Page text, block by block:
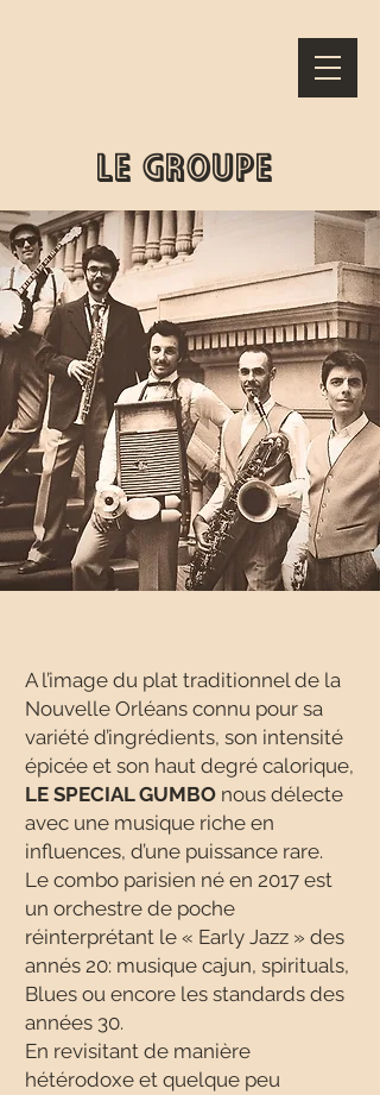
LE GROUPE
A l’image du plat traditionnel de la
Nouvelle Orléans connu pour sa
variété d’ingrédients, son intensité
épicée et son haut degré calorique,
LE SPECIAL GUMBO nous délecte
avec une musique riche en
influences, d’une puissance rare.
Le combo parisien né en 2017 est
un orchestre de poche
réinterprétant le « Early Jazz » des
annés 20: musique cajun, spirituals,
Blues ou encore les standards des
années 30.
En revisitant de manière
hétérodoxe et quelque peu